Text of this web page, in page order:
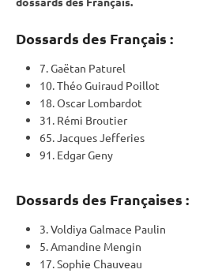
Dossards des Français :
7. Gaëtan Paturel
10. Théo Guiraud Poillot
18. Oscar Lombardot
31. Rémi Broutier
65. Jacques Jefferies
91. Edgar Geny
Dossards des Françaises :
3. Voldiya Galmace Paulin
5. Amandine Mengin
17. Sophie Chauveau